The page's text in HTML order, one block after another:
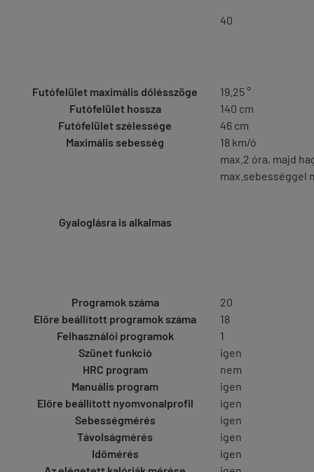
40
Futófelület maximális dőlésszöge
19.25 °
Futófelület hossza
140 cm
Futófelület szélessége
46 cm
Maximális sebesség
18 km/ó
Gyaloglásra is alkalmas
max.2 óra, majd
max.sebességgel
Programok száma
20
Előre beállított programok száma
18
Felhasználói programok
1
Szünet funkció
igen
HRC program
nem
Manuális program
igen
Előre beállított nyomvonalprofil
igen
Sebességmérés
igen
Távolságmérés
igen
Időmérés
igen